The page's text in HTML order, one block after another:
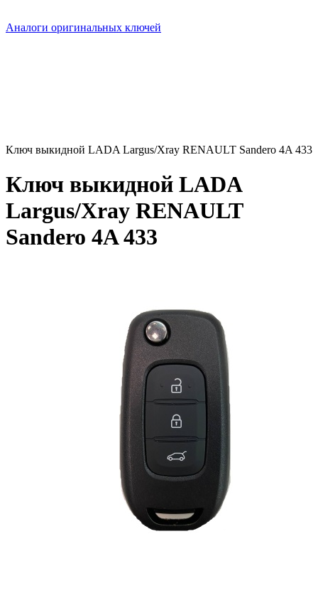
Аналоги оригинальных ключей
Ключ выкидной LADA Largus/Xray RENAULT Sandero 4A 433
Ключ выкидной LADA
Largus/Xray RENAULT
Sandero 4A 433